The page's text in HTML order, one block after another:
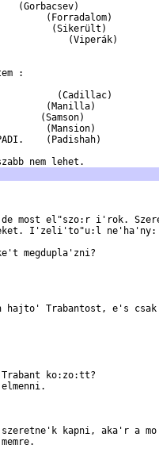
(Gorbacsev)
(Forradalom)
(Sikerült)
(Viperák)
:
(Cadillac)
(Manilla)
(Samson)
(Mansion)
(Padishah)
most el"szo:r i'rok.
I'zeli'to"u:l ne'ha'ny:
megdupla'zni?
hajto' Trabantost, e's csak
ko:zo:tt?
kapni, aka'r a